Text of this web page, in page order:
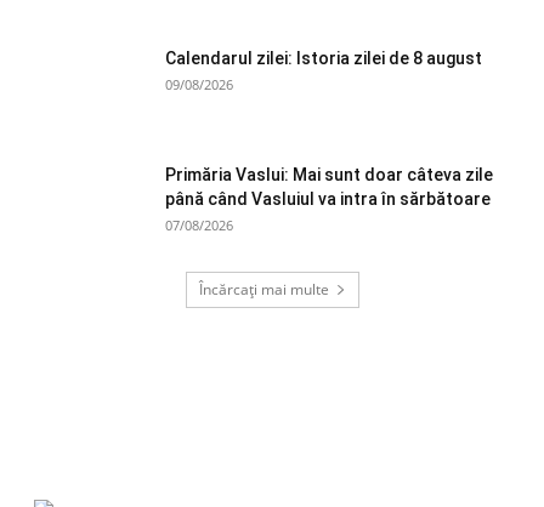
Calendarul zilei: Istoria zilei de 8 august
09/08/2026
Primăria Vaslui: Mai sunt doar câteva zile
până când Vasluiul va intra în sărbătoare
07/08/2026
Încărcați mai multe